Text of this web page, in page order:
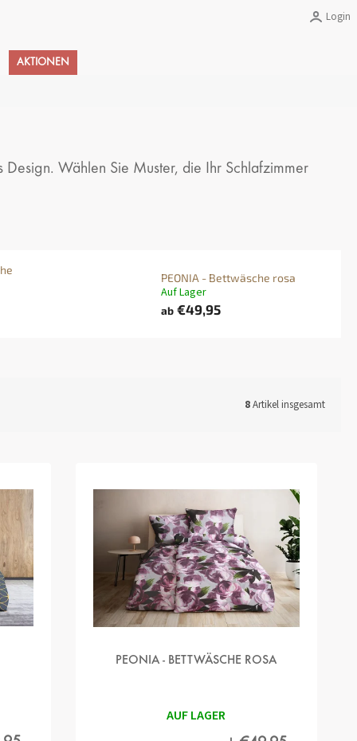
Login
Warenkorb
AKTIONEN
Design. Wählen Sie Muster, die Ihr Schlafzimmer
PEONIA - Bettwäsche rosa
Auf Lager
ab€49,95
8Artikel insgesamt
PEONIA - BETTWÄSCHE ROSA
AUF LAGER